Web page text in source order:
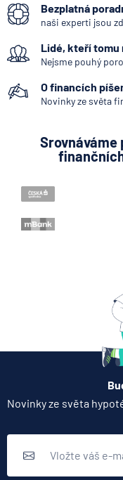
Bankovní
Okamžitá platba
Systémově
Zpoždění splátky
Pobočka
Zastoupení
Variabilní symbol
Bezplatná
naši experti jsou
Lidé, kteří tomu
Nejsme pouhý
O financích
Novinky ze světa
Srovnáváme
Novinky ze světa